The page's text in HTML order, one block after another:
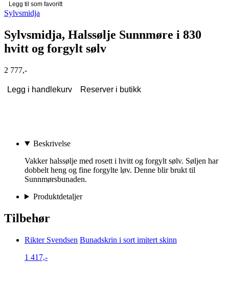
Legg til som favoritt
Sylvsmidja
Sylvsmidja, Halssølje Sunnmøre i 830
hvitt og forgylt sølv
2 777,-
Legg i handlekurv Reserver i butikk
Beskrivelse
Vakker halssølje med rosett i hvitt og forgylt sølv. Søljen har
dobbelt heng og fine forgylte løv. Denne blir brukt til
Sunnmørsbunaden.
Produktdetaljer
Tilbehør
Rikter Svendsen Bunadskrin i sort imitert skinn
1 417,-